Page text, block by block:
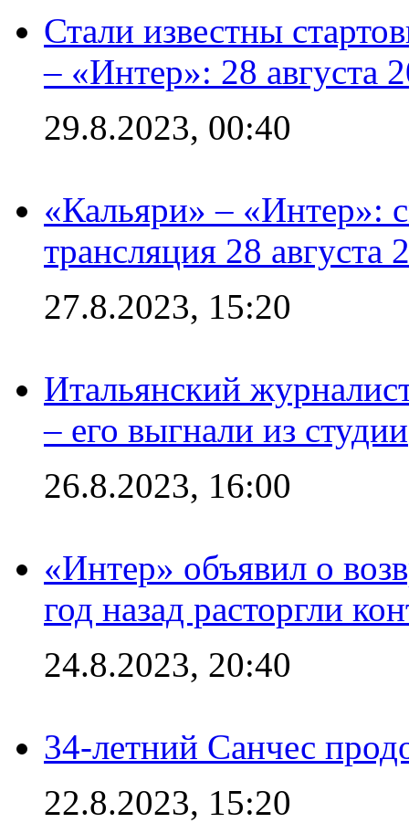
Стали известны
– «Интер»: 28 августа
29.8.2023, 00:40
«Кальяри» – «Интер»:
трансляция 28 августа
27.8.2023, 15:20
Итальянский
– его выгнали из студии
26.8.2023, 16:00
«Интер» объявил о
год назад расторгли
24.8.2023, 20:40
34-летний Санчес
22.8.2023, 15:20